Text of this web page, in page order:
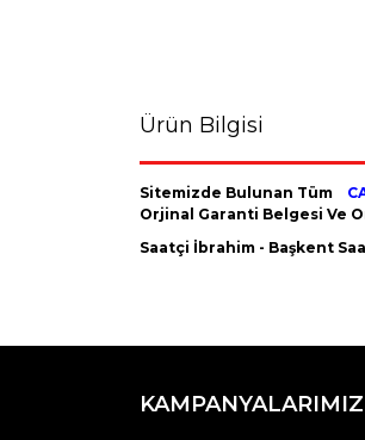
Ürün Bilgisi
Sitemizde Bulunan Tüm
Orjinal Garanti Belgesi Ve
Saatçi İbrahim - Başkent
Görüş ve önerileriniz için
Ürün resmi kalitesiz,